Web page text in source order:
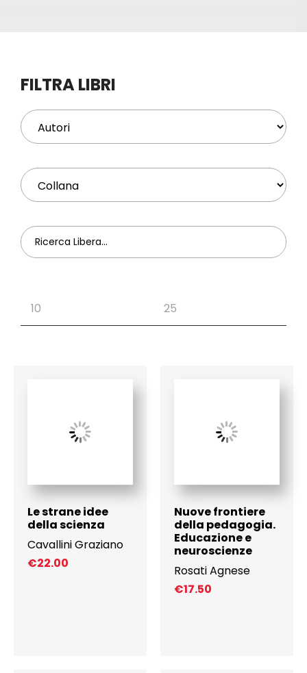
Profilo
FILTRA LIBRI
Le strane idee
della scienza
Cavallini Graziano
€22.00
Nuove frontiere
della pedagogia.
Educazione e
neuroscienze
Rosati Agnese
€17.50